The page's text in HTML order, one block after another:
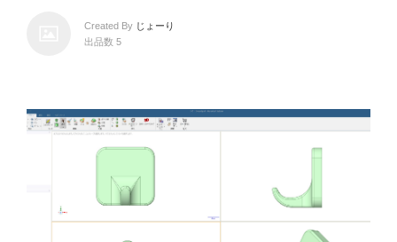
Created By じょーり
出品数 5